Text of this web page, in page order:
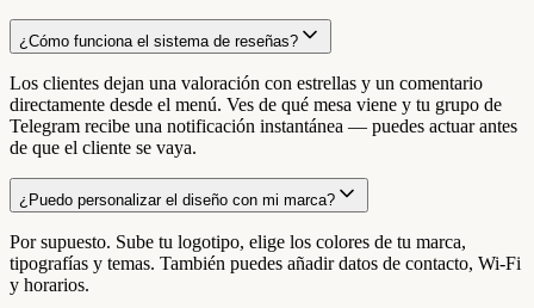
¿Cómo funciona el sistema de reseñas?
Los clientes dejan una valoración con estrellas y un comentario
directamente desde el menú. Ves de qué mesa viene y tu grupo de
Telegram recibe una notificación instantánea — puedes actuar antes
de que el cliente se vaya.
¿Puedo personalizar el diseño con mi marca?
Por supuesto. Sube tu logotipo, elige los colores de tu marca,
tipografías y temas. También puedes añadir datos de contacto, Wi-Fi
y horarios.